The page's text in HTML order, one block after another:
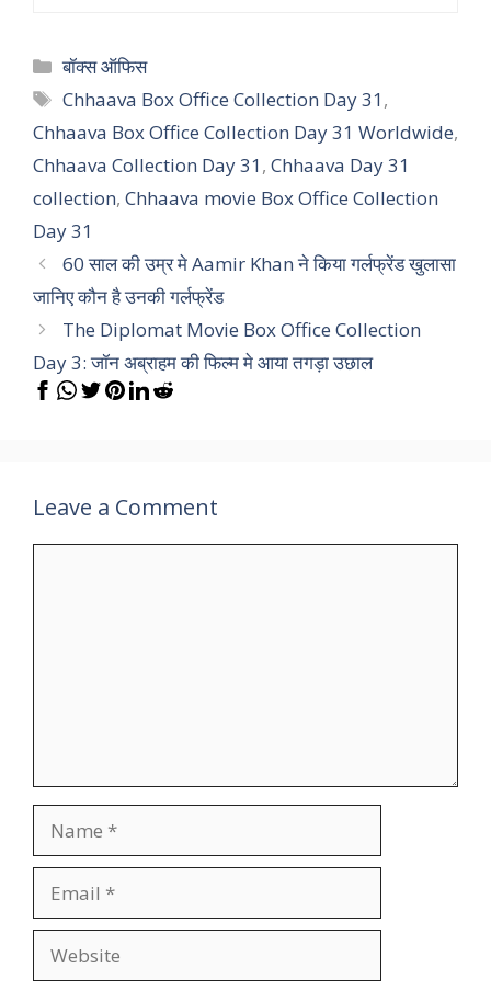
Categories
बॉक्स ऑफिस
Tags
Chhaava Box Office Collection Day 31,
Chhaava Box Office Collection Day 31 Worldwide,
Chhaava Collection Day 31, Chhaava Day 31
collection, Chhaava movie Box Office Collection
Day 31
60 साल की उम्र मे Aamir Khan ने किया गर्लफ्रेंड खुलासा
जानिए कौन है उनकी गर्लफ्रेंड
The Diplomat Movie Box Office Collection
Day 3: जॉन अब्राहम की फिल्म मे आया तगड़ा उछाल
Leave a Comment